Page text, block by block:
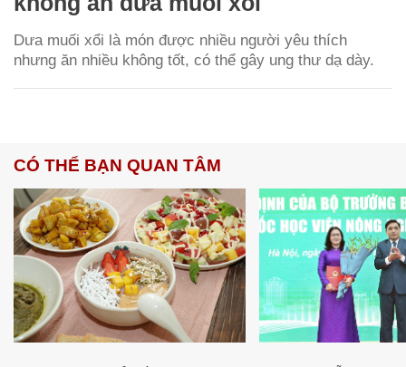
Dưa muối xổi là món được nhiều người yêu thích
nhưng ăn nhiều không tốt, có thể gây ung thư dạ dày.
CÓ THỂ BẠN QUAN TÂM